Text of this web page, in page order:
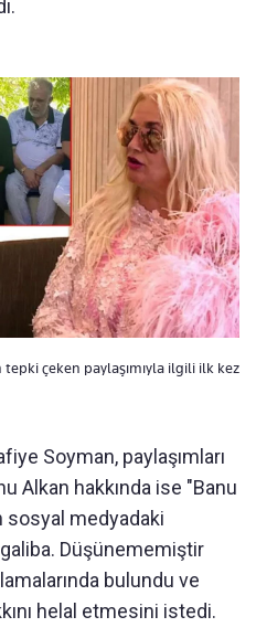
tepki çeken paylaşımıyla ilgili ilk kez
Soyman, paylaşımları
Alkan hakkında ise "Banu
sosyal medyadaki
galiba. Düşünememiştir
bulundu ve
helal etmesini istedi.